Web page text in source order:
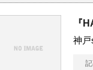
『
神戸